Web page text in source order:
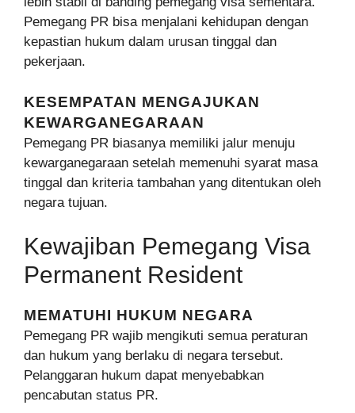
Pemegang PR bisa menjalani kehidupan dengan
kepastian hukum dalam urusan tinggal dan
pekerjaan.
KESEMPATAN MENGAJUKAN
KEWARGANEGARAAN
Pemegang PR biasanya memiliki jalur menuju
kewarganegaraan setelah memenuhi syarat masa
tinggal dan kriteria tambahan yang ditentukan oleh
negara tujuan.
Kewajiban Pemegang Visa
Permanent Resident
MEMATUHI HUKUM NEGARA
Pemegang PR wajib mengikuti semua peraturan
dan hukum yang berlaku di negara tersebut.
Pelanggaran hukum dapat menyebabkan
pencabutan status PR.